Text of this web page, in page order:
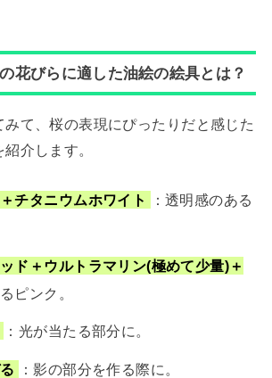
花びらに適した油絵の絵具とは？
て、桜の表現にぴったりだと感じた
介します。
チタニウムホワイト
：透明感のある
ド＋ウルトラマリン(極めて少量)＋
ピンク。
：光が当たる部分に。
：影の部分を作る際に。